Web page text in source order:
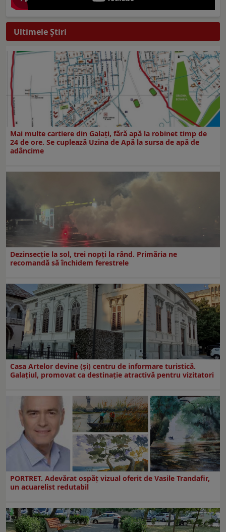
Ultimele Ştiri
Mai multe cartiere din Galați, fără apă la robinet timp de
24 de ore. Se cuplează Uzina de Apă la sursa de apă de
adâncime
Dezinsecţie la sol, trei nopţi la rând. Primăria ne
recomandă să închidem ferestrele
Casa Artelor devine (şi) centru de informare turistică.
Galaţiul, promovat ca destinaţie atractivă pentru vizitatori
PORTRET. Adevărat ospăț vizual oferit de Vasile Trandafir,
un acuarelist redutabil